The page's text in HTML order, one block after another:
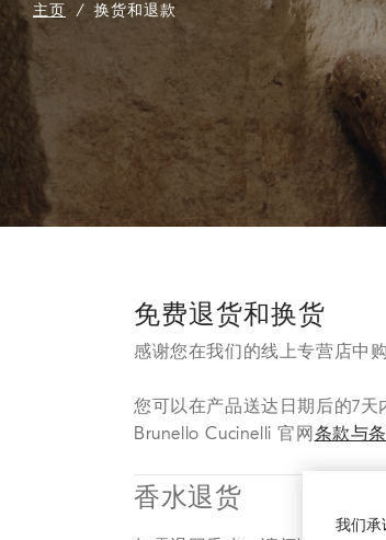
主页 换货和退款
免费退货和换货
感谢您在我们的线上专营店中
您可以在产品送达日期后的7
Brunello Cucinelli 官网 条款与
香水退货
我们承